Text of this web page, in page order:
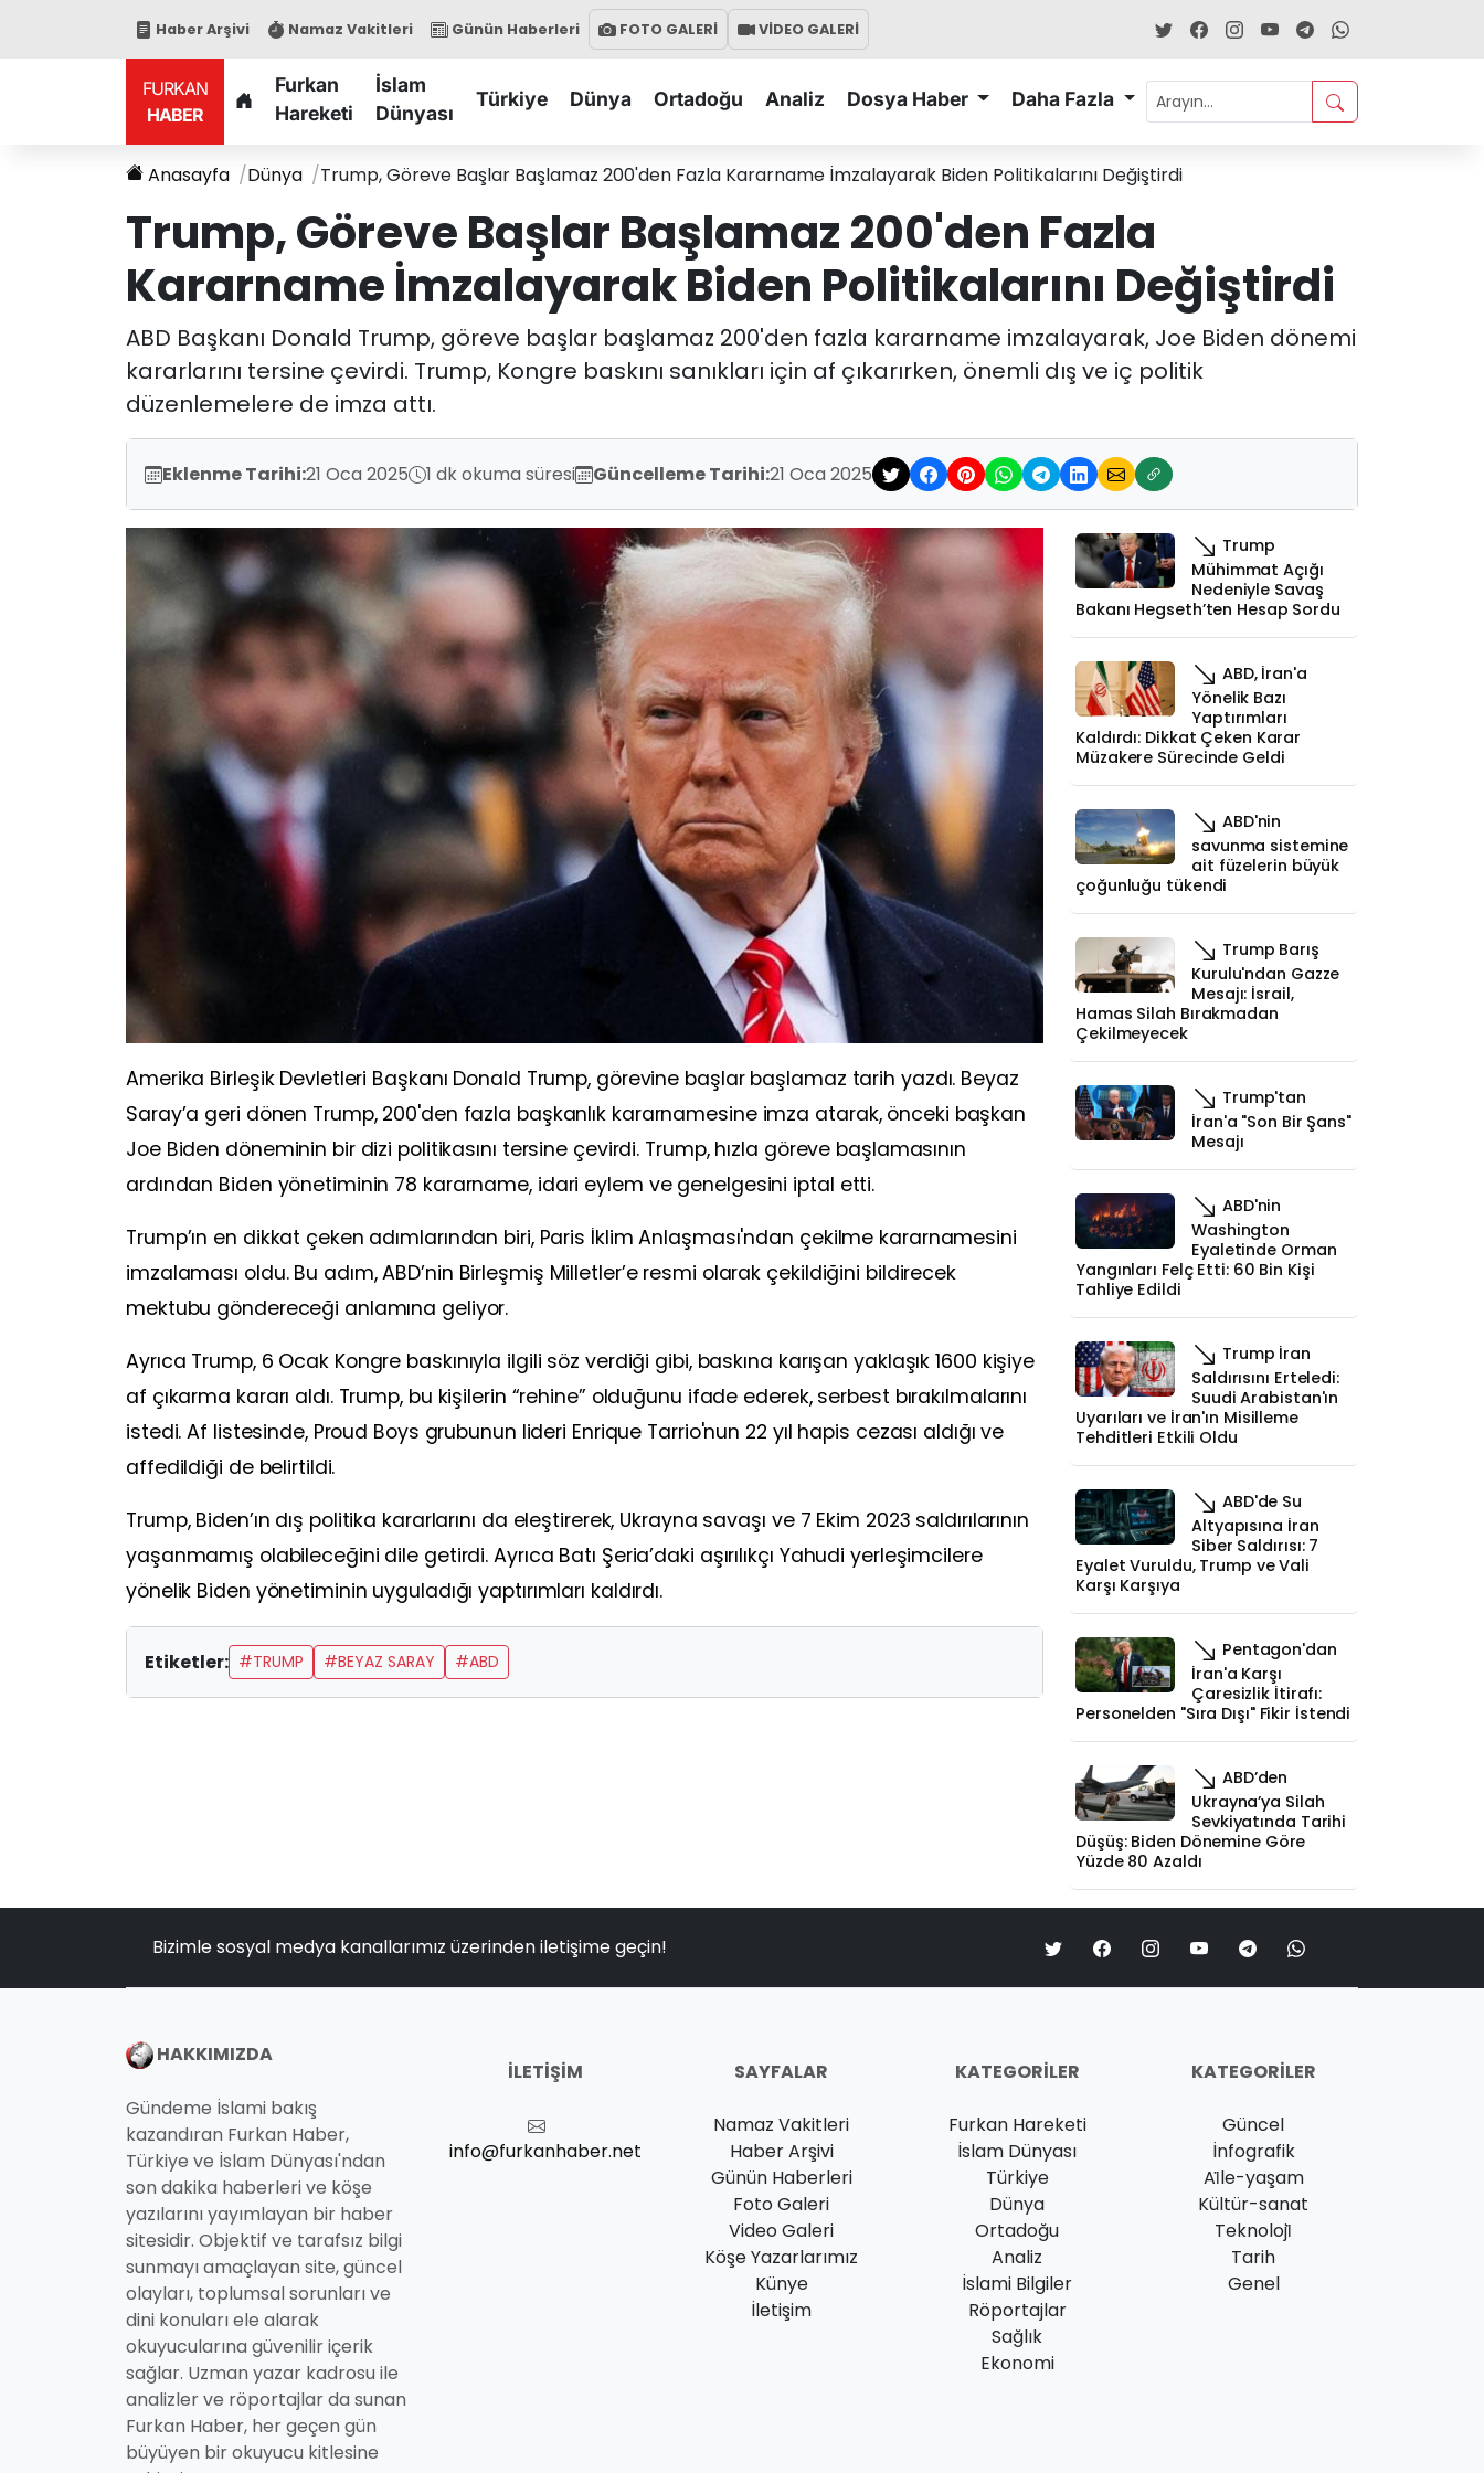
Haber Arşivi Namaz Vakitleri Günün Haberleri FOTO GALERİ VİDEO GALERİ
FURKAN
HABER
Furkan
Hareketi
İslam
Dünyası
Türkiye Dünya Ortadoğu Analiz Dosya Haber Daha Fazla
Anasayfa Dünya Trump, Göreve Başlar Başlamaz 200'den Fazla Kararname İmzalayarak Biden Politikalarını Değiştirdi
Trump, Göreve Başlar Başlamaz 200'den Fazla
Kararname İmzalayarak Biden Politikalarını Değiştirdi
ABD Başkanı Donald Trump, göreve başlar başlamaz 200'den fazla kararname imzalayarak, Joe Biden dönemi
kararlarını tersine çevirdi. Trump, Kongre baskını sanıkları için af çıkarırken, önemli dış ve iç politik
düzenlemelere de imza attı.
Eklenme Tarihi:21 Oca 2025 1 dk okuma süresi Güncelleme Tarihi:21 Oca 2025
Amerika Birleşik Devletleri Başkanı Donald Trump, görevine başlar başlamaz tarih yazdı. Beyaz
Saray’a geri dönen Trump, 200'den fazla başkanlık kararnamesine imza atarak, önceki başkan
Joe Biden döneminin bir dizi politikasını tersine çevirdi. Trump, hızla göreve başlamasının
ardından Biden yönetiminin 78 kararname, idari eylem ve genelgesini iptal etti.
Trump’ın en dikkat çeken adımlarından biri, Paris İklim Anlaşması'ndan çekilme kararnamesini
imzalaması oldu. Bu adım, ABD’nin Birleşmiş Milletler’e resmi olarak çekildiğini bildirecek
mektubu göndereceği anlamına geliyor.
Ayrıca Trump, 6 Ocak Kongre baskınıyla ilgili söz verdiği gibi, baskına karışan yaklaşık 1600 kişiye
af çıkarma kararı aldı. Trump, bu kişilerin “rehine” olduğunu ifade ederek, serbest bırakılmalarını
istedi. Af listesinde, Proud Boys grubunun lideri Enrique Tarrio'nun 22 yıl hapis cezası aldığı ve
affedildiği de belirtildi.
Trump, Biden’ın dış politika kararlarını da eleştirerek, Ukrayna savaşı ve 7 Ekim 2023 saldırılarının
yaşanmamış olabileceğini dile getirdi. Ayrıca Batı Şeria’daki aşırılıkçı Yahudi yerleşimcilere
yönelik Biden yönetiminin uyguladığı yaptırımları kaldırdı.
Etiketler: #TRUMP #BEYAZ SARAY #ABD
Trump
Mühimmat Açığı
Nedeniyle Savaş
Bakanı Hegseth’ten Hesap Sordu
ABD, İran'a
Yönelik Bazı
Yaptırımları
Kaldırdı: Dikkat Çeken Karar
Müzakere Sürecinde Geldi
ABD'nin
savunma sistemine
ait füzelerin büyük
çoğunluğu tükendi
Trump Barış
Kurulu'ndan Gazze
Mesajı: İsrail,
Hamas Silah Bırakmadan
Çekilmeyecek
Trump'tan
İran'a "Son Bir Şans"
Mesajı
ABD'nin
Washington
Eyaletinde Orman
Yangınları Felç Etti: 60 Bin Kişi
Tahliye Edildi
Trump İran
Saldırısını Erteledi:
Suudi Arabistan'ın
Uyarıları ve İran'ın Misilleme
Tehditleri Etkili Oldu
ABD'de Su
Altyapısına İran
Siber Saldırısı: 7
Eyalet Vuruldu, Trump ve Vali
Karşı Karşıya
Pentagon'dan
İran'a Karşı
Çaresizlik İtirafı:
Personelden "Sıra Dışı" Fikir İstendi
ABD’den
Ukrayna’ya Silah
Sevkiyatında Tarihi
Düşüş: Biden Dönemine Göre
Yüzde 80 Azaldı
Bizimle sosyal medya kanallarımız üzerinden iletişime geçin!
HAKKIMIZDA
Gündeme İslami bakış
kazandıran Furkan Haber,
Türkiye ve İslam Dünyası'ndan
son dakika haberleri ve köşe
yazılarını yayımlayan bir haber
sitesidir. Objektif ve tarafsız bilgi
sunmayı amaçlayan site, güncel
olayları, toplumsal sorunları ve
dini konuları ele alarak
okuyucularına güvenilir içerik
sağlar. Uzman yazar kadrosu ile
analizler ve röportajlar da sunan
Furkan Haber, her geçen gün
büyüyen bir okuyucu kitlesine
İLETIŞIM
info@furkanhaber.net
SAYFALAR
Namaz Vakitleri
Haber Arşivi
Günün Haberleri
Foto Galeri
Video Galeri
Köşe Yazarlarımız
Künye
İletişim
KATEGORILER
Furkan Hareketi
İslam Dünyası
Türkiye
Dünya
Ortadoğu
Analiz
İslami Bilgiler
Röportajlar
Sağlık
Ekonomi
KATEGORILER
Güncel
İnfografik
Ai̇le-yaşam
Kültür-sanat
Teknoloji̇
Tarih
Genel